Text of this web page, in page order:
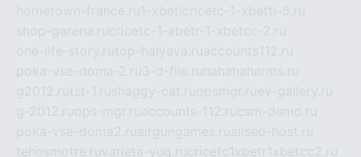
hometown-france.ru1-xbeticricetc-1-xbetti-5.ru
shop-garena.rucricetc-1-xbetr-1-xbetcc-2.ru
one-life-story.rutop-halyava.ruaccounts112.ru
poka-vse-doma-2.ru3-d-file.ru hahahaharms.ru
g2012.rutst-1.rushaggy-cat.ruopsmgr.ruev-gallery.ru
g-2012.ruops-mgr.ruaccounts-112.rucsm-demo.ru
poka-vse-doma2.ruairgungames.ruallseo-host.ru
tehosmotre.ruvarieta-yug.rucricetc1xbetr1xbetcc2.ru